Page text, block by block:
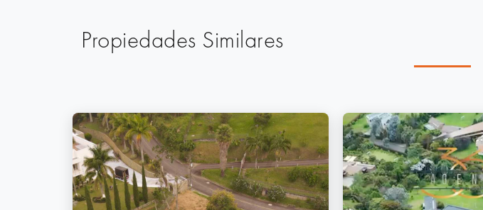
Propiedades Similares